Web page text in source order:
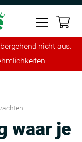
nicht aus.
waar je